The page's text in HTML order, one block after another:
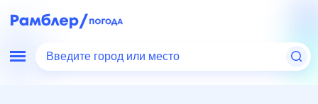
Введите город или место